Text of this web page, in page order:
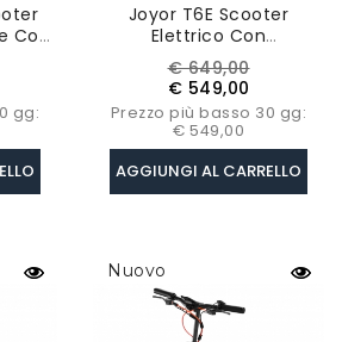
Con
Da
gg:
Joyor T6E Scooter
Elettrico Con
Certificazione ABE,
Motore 500W, Batteria
48V 18Ah, Pneumatici 10
Pollici, Autonomia 70 Km
Prezzo
base
€ 649,00Prezzo
€ 549,00
Prezzo più basso 30 gg:
€ 549,00
AGGIUNGI AL CARRELLO
Nuovo